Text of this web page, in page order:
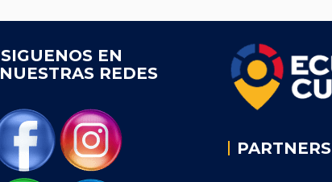
SIGUENOS EN
NUESTRAS REDES
PARTNERS